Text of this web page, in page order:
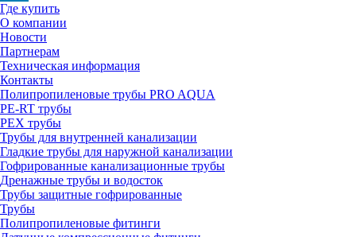
Где купить
О компании
Новости
Партнерам
Техническая информация
Контакты
Полипропиленовые трубы PRO AQUA
PE-RT трубы
PEX трубы
Трубы для внутренней канализации
Гладкие трубы для наружной канализации
Гофрированные канализационные трубы
Дренажные трубы и водосток
Трубы защитные гофрированные
Трубы
Полипропиленовые фитинги